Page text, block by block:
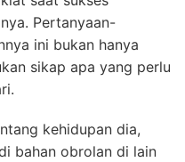
Pertanyaan-
ini bukan hanya
sikap apa yang perlu
kehidupan dia,
bahan obrolan di lain